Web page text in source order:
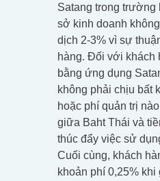
Satang trong trường
sở kinh doanh
dịch 2-3% vì sự
hàng. Đối với khách
bằng ứng dụng
không phải chịu bất
hoặc phí quản trị
giữa Baht Thái và
thúc đẩy việc sử
Cuối cùng, khách
khoản phí 0,25% khi